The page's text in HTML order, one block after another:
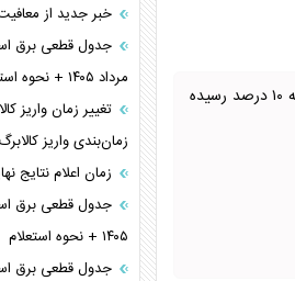
اتاق اصناف ایران در اطلاعیه‌ای اعلام کرد که مالیات بر ارزش افزوده طلا و جواهر به ۱۰ درصد رسیده
خبر جدید از معافیت
مرداد ۱۴۰۵ + نحوه استعلام
زمان‌بندی واریز
زمان اعلام نتایج
۱۴۰۵ + نحوه استعلام